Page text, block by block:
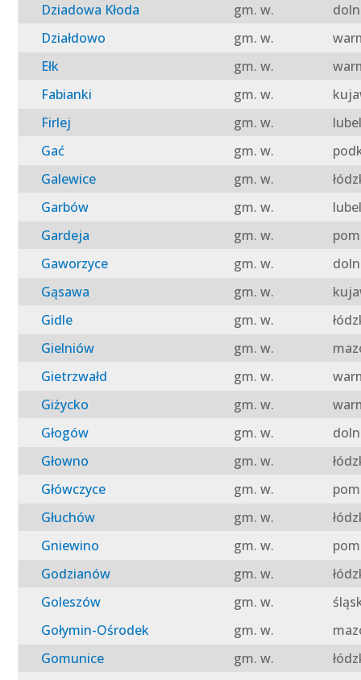
Dziadowa Kłoda
gm. w.
Działdowo
gm. w.
Ełk
gm. w.
Fabianki
gm. w.
Firlej
gm. w.
Gać
gm. w.
Galewice
gm. w.
Garbów
gm. w.
Gardeja
gm. w.
Gaworzyce
gm. w.
Gąsawa
gm. w.
Gidle
gm. w.
Gielniów
gm. w.
Gietrzwałd
gm. w.
Giżycko
gm. w.
Głogów
gm. w.
Głowno
gm. w.
Główczyce
gm. w.
Głuchów
gm. w.
Gniewino
gm. w.
Godzianów
gm. w.
Goleszów
gm. w.
Gołymin-Ośrodek
gm. w.
Gomunice
gm. w.